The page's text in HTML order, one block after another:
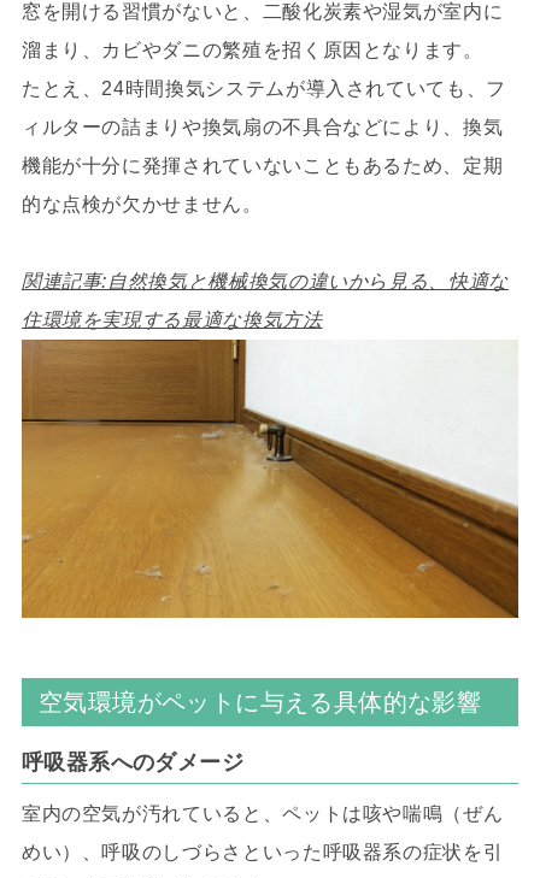
窓を開ける習慣がないと、二酸化炭素や湿気が室内に
溜まり、カビやダニの繁殖を招く原因となります。
たとえ、24時間換気システムが導入されていても、フ
ィルターの詰まりや換気扇の不具合などにより、換気
機能が十分に発揮されていないこともあるため、定期
的な点検が欠かせません。
関連記事:自然換気と機械換気の違いから見る、快適な
住環境を実現する最適な換気方法
空気環境がペットに与える具体的な影響
呼吸器系へのダメージ
室内の空気が汚れていると、ペットは咳や喘鳴（ぜん
めい）、呼吸のしづらさといった呼吸器系の症状を引